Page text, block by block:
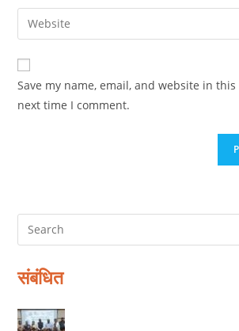
comment
email
address
comment
Enter
your
website
URL
(optional)
Save my name, email, and website in
next time I comment.
संबंधित